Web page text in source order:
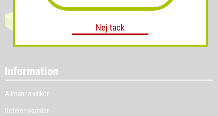
Information
Allmänna villkor
Referenskunder
Nej tack